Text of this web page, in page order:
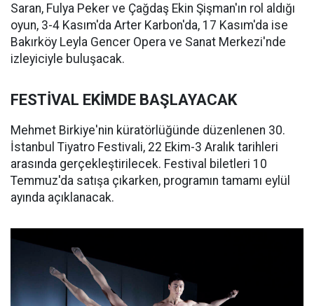
Saran, Fulya Peker ve Çağdaş Ekin Şişman'ın rol aldığı
oyun, 3-4 Kasım'da Arter Karbon'da, 17 Kasım'da ise
Bakırköy Leyla Gencer Opera ve Sanat Merkezi'nde
izleyiciyle buluşacak.
FESTİVAL EKİMDE BAŞLAYACAK
Mehmet Birkiye'nin küratörlüğünde düzenlenen 30.
İstanbul Tiyatro Festivali, 22 Ekim-3 Aralık tarihleri
arasında gerçekleştirilecek. Festival biletleri 10
Temmuz'da satışa çıkarken, programın tamamı eylül
ayında açıklanacak.